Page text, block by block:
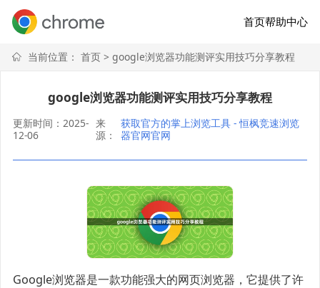
首页帮助中心
当前位置： 首页> google浏览器功能测评实用技巧分享教程
google浏览器功能测评实用技巧分享教程
更新时间：2025-
12-06
来
源：
获取官方的掌上浏览工具 - 恒枫竞速浏览
器官网官网
Google浏览器是一款功能强大的网页浏览器，它提供了许